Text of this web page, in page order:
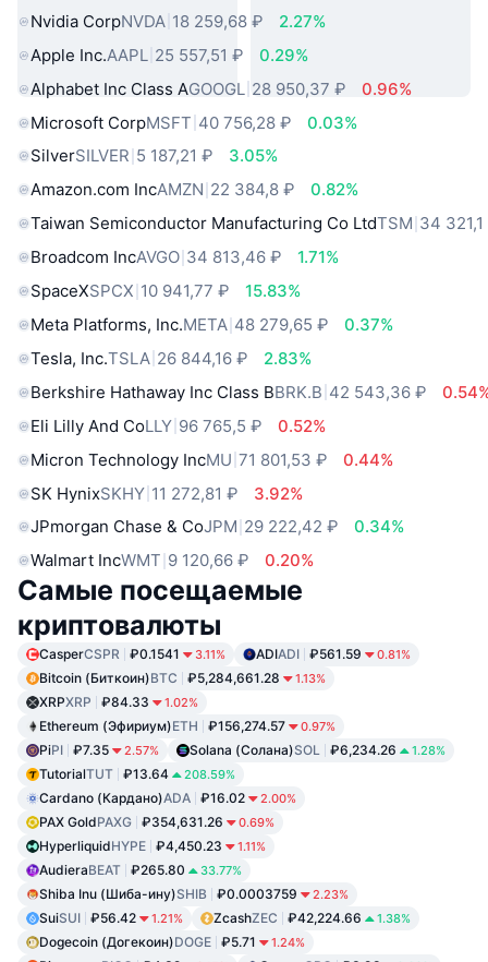
Nvidia CorpNVDA 18 259,68 ₽
2.27%
Apple Inc.AAPL 25 557,51 ₽
0.29%
Alphabet Inc Class AGOOGL 28 950,37 ₽
0.96%
Microsoft CorpMSFT 40 756,28 ₽
0.03%
SilverSILVER 5 187,21 ₽
3.05%
Amazon.com IncAMZN 22 384,8 ₽
0.82%
Taiwan Semiconductor Manufacturing Co LtdTSM 34
Broadcom IncAVGO 34 813,46 ₽
1.71%
SpaceXSPCX 10 941,77 ₽
15.83%
Meta Platforms, Inc.META 48 279,65 ₽
0.37%
Tesla, Inc.TSLA 26 844,16 ₽
2.83%
Berkshire Hathaway Inc Class BBRK.B 42 543,36 ₽
Eli Lilly And CoLLY 96 765,5 ₽
0.52%
Micron Technology IncMU 71 801,53 ₽
0.44%
SK HynixSKHY 11 272,81 ₽
3.92%
JPmorgan Chase & CoJPM 29 222,42 ₽
0.34%
Walmart IncWMT 9 120,66 ₽ 0.20%
Самые посещаемые
криптовалюты
CasperCSPR ₽0.1541 3.11% ADIADI ₽561.59 0.81%
Bitcoin (Биткоин)BTC ₽5,284,661.28 1.13%
XRPXRP ₽84.33 1.02%
Ethereum (Эфириум)ETH ₽156,274.57 0.97%
PiPI ₽7.35 2.57% Solana (Солана)SOL ₽6,234.26 1.28%
TutorialTUT ₽13.64 208.59%
Cardano (Кардано)ADA ₽16.02 2.00%
PAX GoldPAXG ₽354,631.26 0.69%
HyperliquidHYPE ₽4,450.23 1.11%
AudieraBEAT ₽265.80 33.77%
Shiba Inu (Шиба-ину)SHIB ₽0.0003759 2.23%
SuiSUI ₽56.42 1.21% ZcashZEC ₽42,224.66 1.38%
Dogecoin (Догекоин)DOGE ₽5.71 1.24%